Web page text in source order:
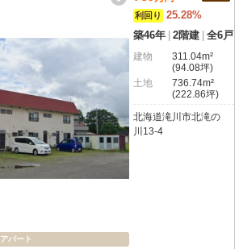
パート
利回り
25.28%
築46年 2階建 全6戸
建物
311.04m²
(94.08坪)
土地
736.74m²
(222.86坪)
北海道滝川市北滝の
川13-4